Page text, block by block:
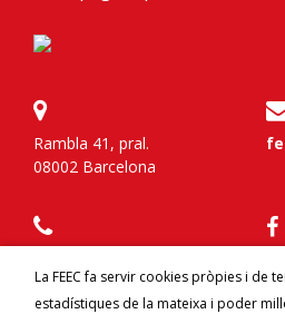
Rambla 41, pral.
08002 Barcelona
La FEEC fa servir cookies pròpies i de
estadístiques de la mateixa i poder